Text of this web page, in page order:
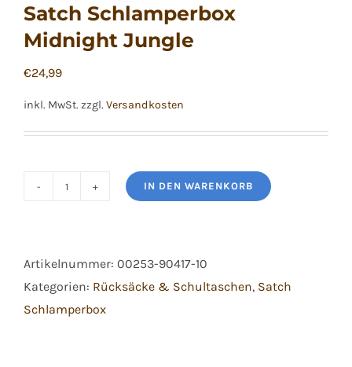
Satch Schlamperbox
Midnight Jungle
€24,99
inkl. MwSt. zzgl. Versandkosten
Jungle
Menge
IN DEN WARENKORB
Artikelnummer: 00253-90417-10
Kategorien: Rücksäcke & Schultaschen, Satch
Schlamperbox